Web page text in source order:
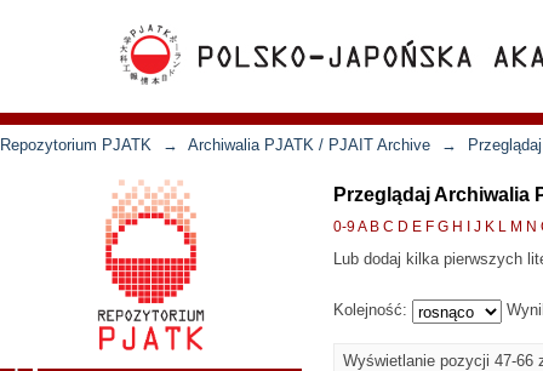
Repozytorium PJATK → Archiwalia PJATK / PJAIT Archive →
Przeglądaj Archiwalia
0-9A B C D E F G H J K L M N
Lub dodaj kilka pierwszych
Kolejność:
Wyświetlanie pozycji 47-66